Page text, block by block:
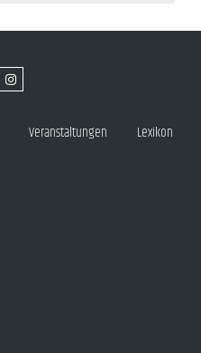
Veranstaltungen Lexikon